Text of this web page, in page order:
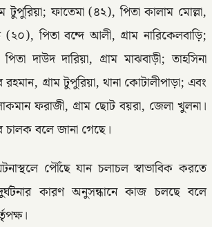
টুপুরিয়া; ফাতেমা (৪২), পিতা কালাম মোল্লা,
(২০), পিতা বন্দে আলী, গ্রাম নারিকেলবাড়ি;
দাউদ দারিয়া, গ্রাম মাঝবাড়ী; তাহসিনা
গ্রাম টুপুরিয়া, থানা কোটালীপাড়া; এবং
ফরাজী, গ্রাম ছোট বয়রা, জেলা খুলনা।
চালক বলে জানা গেছে।
পৌঁছে যান চলাচল স্বাভাবিক করতে
কারণ অনুসন্ধানে কাজ চলছে বলে